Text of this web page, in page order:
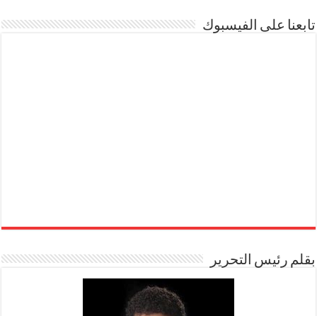
تابعنا على الفيسبوك
بقلم رئيس التحرير